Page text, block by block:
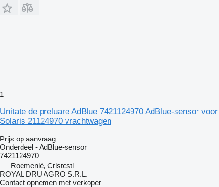
1
Unitate de preluare AdBlue 7421124970 AdBlue-sensor voor
Solaris 21124970 vrachtwagen
Prijs op aanvraag
Onderdeel - AdBlue-sensor
7421124970
Roemenië, Cristesti
ROYAL DRU AGRO S.R.L.
Contact opnemen met verkoper